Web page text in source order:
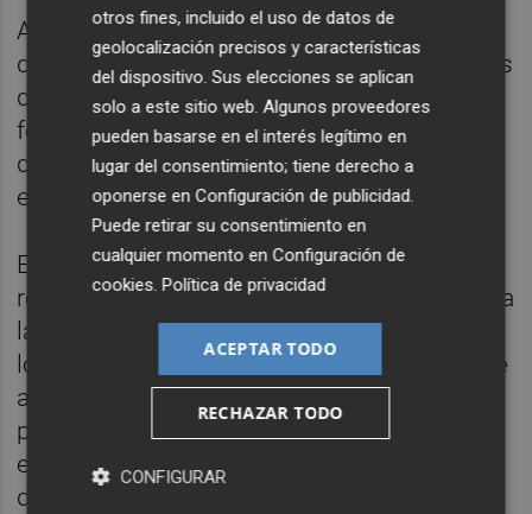
A medida que las compras se expanden
dentro de las empresas y organizaciones, los
directivos se ven obligados a encontrar
formas de optimizar en sus procesos para
dedicar más tiempo y recursos a sus retos
estratégicos.
El informe también revela que el 95% de los
responsables reconoce que hay margen para
la optimización de las compras; el 85% de
los encuestados asegura que la dificultad de
abastecerse de proveedores que sigan
prácticas sostenibles dificulta a su empresa
establecer o alcanzar objetivos estratégicos
de sostenibilidad en sus compras, y el 81%
otros fines, incluido el uso de datos de
geolocalización precisos y características
del dispositivo. Sus elecciones se aplican
solo a este sitio web. Algunos proveedores
pueden basarse en el interés legítimo en
lugar del consentimiento; tiene derecho a
oponerse enConfiguración de publicidad
Puede retirar su consentimiento en
cualquier momento enConfiguración de
cookies .Política de privacidad
ACEPTAR TODO
RECHAZAR TODO
CONFIGURAR